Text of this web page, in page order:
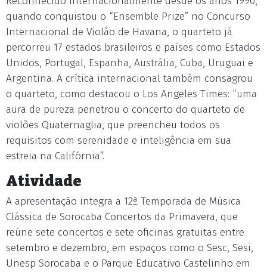
quando conquistou o “Ensemble Prize” no Concurso
Internacional de Violão de Havana, o quarteto já
percorreu 17 estados brasileiros e países como Estados
Unidos, Portugal, Espanha, Austrália, Cuba, Uruguai e
Argentina. A crítica internacional também consagrou
o quarteto, como destacou o Los Angeles Times: “uma
aura de pureza penetrou o concerto do quarteto de
violões Quaternaglia, que preencheu todos os
requisitos com serenidade e inteligência em sua
estreia na Califórnia”.
Atividade
A apresentação integra a 12ª Temporada de Música
Clássica de Sorocaba Concertos da Primavera, que
reúne sete concertos e sete oficinas gratuitas entre
setembro e dezembro, em espaços como o Sesc, Sesi,
Unesp Sorocaba e o Parque Educativo Castelinho em